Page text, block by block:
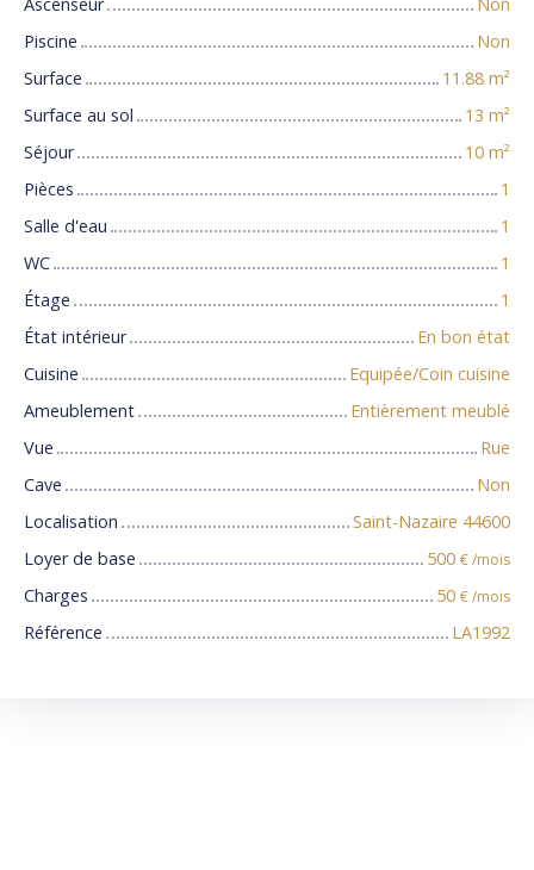
Piscine
Non
Surface
11.88 m²
Surface au sol
13 m²
Séjour
10 m²
Pièces
1
Salle d'eau
1
WC
1
Étage
1
État intérieur
En bon état
Cuisine
Equipée/Coin cuisine
Ameublement
Entièrement meublé
Vue
Rue
Cave
Non
Localisation
Saint-Nazaire 44600
Loyer de base
500 € /mois
Charges 50 € /mois
Référence LA1992